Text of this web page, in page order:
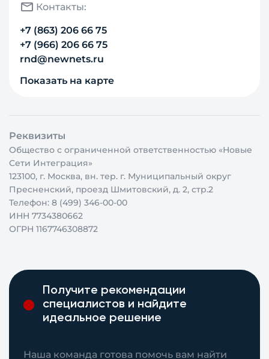
Контакты:
+7 (863) 206 66 75
+7 (966) 206 66 75
rnd@newnets.ru
Показать на карте
Реквизиты
Общество с ограниченной ответственностью «Новые
Сети Интеграция»
123100, г. Москва, вн. тер. г. Муниципальный округ
Пресненский, проезд Шмитовский, д. 2, стр.2
Телефон: 8 (499) 346-00-00
ИНН 7734380662
ОГРН 1167746308872
Получите рекомендации
специалистов и найдите
идеальное решение
Наша команда готова помочь вам найти